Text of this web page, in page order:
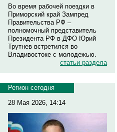
Во время рабочей поездки в
Приморский край Зампред
Правительства РФ –
полномочный представитель
Президента РФ в ДФО Юрий
Трутнев встретился во
Владивостоке с молодежью.
статьи раздела
Регион сегодня
28 Мая 2026, 14:14